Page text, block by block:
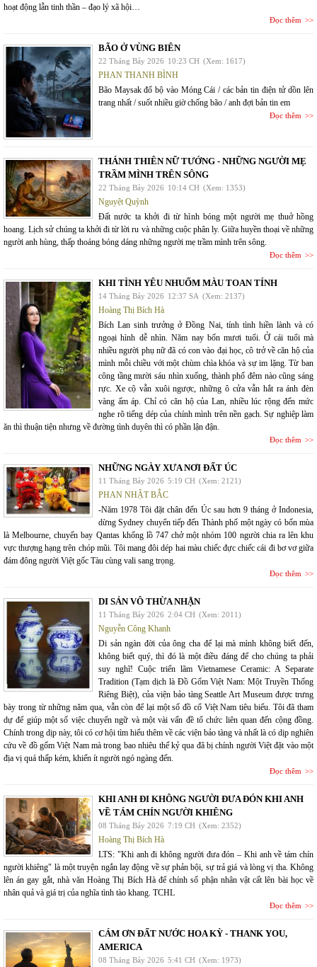
hoạt động lẫn tinh thần – đạo lý xã hội…
Đọc thêm
BÃO Ở VÙNG BIÊN
22 Tháng Bảy 2026 10:23 CH (Xem: 1617)
PHAN THANH BÌNH
Bão Maysak đổ bộ vào Móng Cái / các bản tin điện tử dồn lên
trang nhất / suốt nhiều giờ chống bão / anh đợi bản tin em
Đọc thêm
THÁNH THIÊN NỮ TƯỚNG - NHỮNG NGƯỜI MẸ
TRẦM MÌNH TRÊN SÔNG
22 Tháng Bảy 2026 10:14 CH (Xem: 1353)
Nguyệt Quỳnh
Đất nước ta khởi đi từ hình bóng một người mẹ thuở hồng
hoang. Lịch sử chúng ta khởi đi từ lời ru và những cuộc phân ly. Giữa huyền thoại về những
người anh hùng, thấp thoáng bóng dáng những người mẹ trầm mình trên sông.
Đọc thêm
KHI TÌNH YÊU NHUỐM MÀU TOAN TÍNH
14 Tháng Bảy 2026 12:37 SA (Xem: 2137)
Hoàng Thị Bích Hà
Bích Lan sinh trưởng ở Đồng Nai, tính tình hiền lành và có
ngoại hình dễ nhìn. Năm nay bốn mươi tuổi. Ở cái tuổi mà
nhiều người phụ nữ đã có con vào đại học, cô trở về căn hộ của
mình mỗi chiều với một chùm chìa khóa và sự im lặng. Từ ban
công tầng mười sáu nhìn xuống, thành phố đêm nào cũng sáng
rực. Xe cộ vẫn xuôi ngược, những ô cửa vẫn hắt ra ánh đèn
vàng ấm áp. Chỉ có căn hộ của Lan, nhiều lúc rộng đến mức
nghe rõ tiếng dép của chính mình trên nền gạch. Sự nghiệp làm
ăn thì thuận tiện nhưng về đường tình duyên thì có phần lận đận.
Đọc thêm
NHỮNG NGÀY XƯA NƠI ĐẤT ÚC
11 Tháng Bảy 2026 5:19 CH (Xem: 2121)
PHAN NHẬT BẮC
-Năm 1978 Tôi đặt chân đến Úc sau hơn 9 tháng ở Indonesia,
dừng Sydney chuyển tiếp đến Thành phố một ngày có bốn mùa
là Melbourne, chuyến bay Qantas khổng lồ 747 chở một nhóm 100 người chia ra lên khu
vực thượng hạng trên chóp mũi. Tôi mang đôi dép hai màu chiếc đực chiếc cái đi bơ vơ giữa
đám đông người Việt gốc Tàu cùng vali sang trọng.
Đọc thêm
DI SẢN VÔ THỪA NHẬN
11 Tháng Bảy 2026 2:04 CH (Xem: 2011)
Nguyễn Công Khanh
Di sản ngàn đời của ông cha để lại mà mình không biết đến,
không biết quý, thì đó là một điều đáng để cho chúng ta phải
suy nghĩ! Cuộc triển lãm Vietnamese Ceramic: A Separate
Tradition (Tạm dịch là Đồ Gốm Việt Nam: Một Truyền Thống
Riêng Biệt), của viện bảo tàng Seattle Art Museum được trưng
bày trong từ những năm qua, vẫn còn để lại một số đồ cổ Việt Nam tiêu biểu. Tôi đã tham
dự để giúp một số việc chuyển ngữ và một vài vấn đề tổ chức liên quan đến cộng đồng.
Chính trong dịp này, tôi có cơ hội tìm hiểu thêm về các viện bảo tàng và nhất là có dịp nghiên
cứu về đồ gốm Việt Nam mà trong bao nhiêu thế kỷ qua đã bị chính người Việt đặt vào một
địa vị quá thấp kém, khiến ít người ngó ngàng đến.
Đọc thêm
KHI ANH ĐI KHÔNG NGƯỜI ĐƯA ĐÓN KHI ANH
VỀ TÁM CHÍN NGƯỜI KHIÊNG
08 Tháng Bảy 2026 7:19 CH (Xem: 2352)
Hoàng Thị Bích Hà
LTS: "Khi anh đi không người đưa đón – Khi anh về tám chín
người khiêng" là một truyện ngắn lay động về sự phản bội, sự trả giá và lòng vị tha. Không
lên án gay gắt, nhà văn Hoàng Thị Bích Hà để chính số phận nhân vật cất lên bài học về
nhân quả và giá trị của nghĩa tình tào khang. TCHL
Đọc thêm
CÁM ƠN ĐẤT NƯỚC HOA KỲ - THANK YOU,
AMERICA
08 Tháng Bảy 2026 5:41 CH (Xem: 1973)